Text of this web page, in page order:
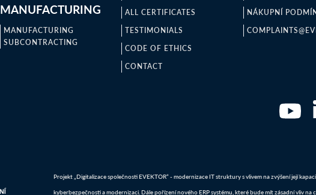
MANUFACTURING
MANUFACTURING
SUBCONTRACTING
ALL CERTIFICATES
TESTIMONIALS
CODE OF ETHICS
CONTACT
NÁKUPNÍ
Projekt „Digitalizace společnosti EVEKTOR“ - modernizace IT struktury s vlivem na zvýšení její
kyberbezpečnosti a modernizaci. Dále pořízení nového ERP systému, které bude mít zásadní vliv na